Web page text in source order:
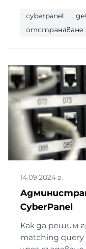
cyberpanel
отстраняване
14.09.2024 г.
CyberPanel
Как да решим
matching query